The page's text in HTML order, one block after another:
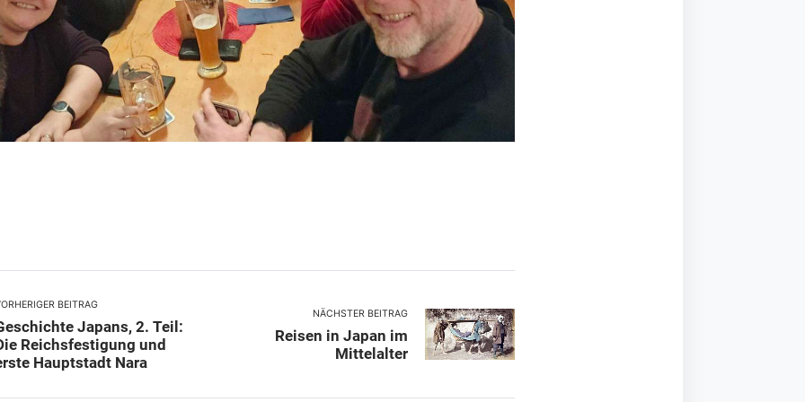
BEITRAG
Japans, 2. Teil:
Reichsfestigung und
Hauptstadt Nara
NÄCHSTER BEITRAG
Reisen in Japan im
Mittelalter